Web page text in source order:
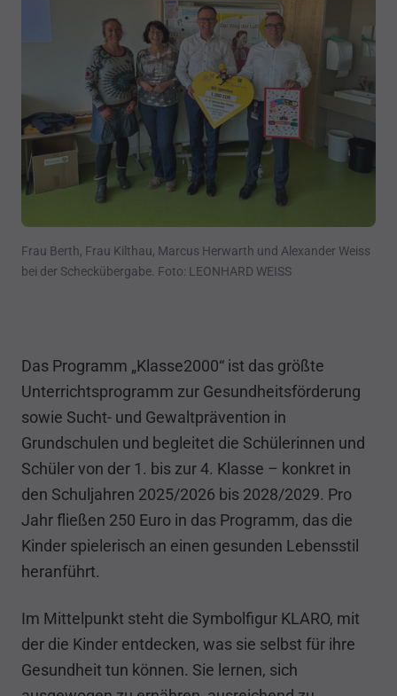
Frau Berth, Frau Kilthau, Marcus Herwarth und Alexander Weiss
bei der Scheckübergabe. Foto: LEONHARD WEISS
Das Programm „Klasse2000“ ist das größte
Unterrichtsprogramm zur Gesundheitsförderung
sowie Sucht- und Gewaltprävention in
Grundschulen und begleitet die Schülerinnen und
Schüler von der 1. bis zur 4. Klasse – konkret in
den Schuljahren 2025/2026 bis 2028/2029. Pro
Jahr fließen 250 Euro in das Programm, das die
Kinder spielerisch an einen gesunden Lebensstil
heranführt.
Im Mittelpunkt steht die Symbolfigur KLARO, mit
der die Kinder entdecken, was sie selbst für ihre
Gesundheit tun können. Sie lernen, sich